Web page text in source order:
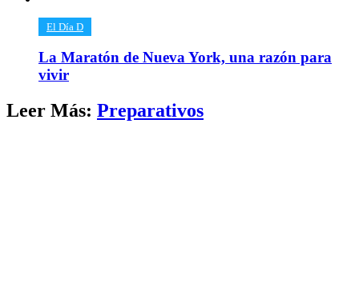
​El Día D
La Maratón de Nueva York, una razón para
vivir
Leer Más: ​Preparativos